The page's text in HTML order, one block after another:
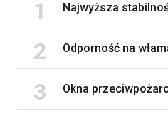
Najwyższa
Odporność na
Okna